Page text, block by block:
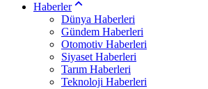
Haberler
Dünya Haberleri
Gündem Haberleri
Otomotiv Haberleri
Siyaset Haberleri
Tarım Haberleri
Teknoloji Haberleri